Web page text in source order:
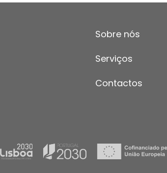
Sobre nós
Serviços
Contactos